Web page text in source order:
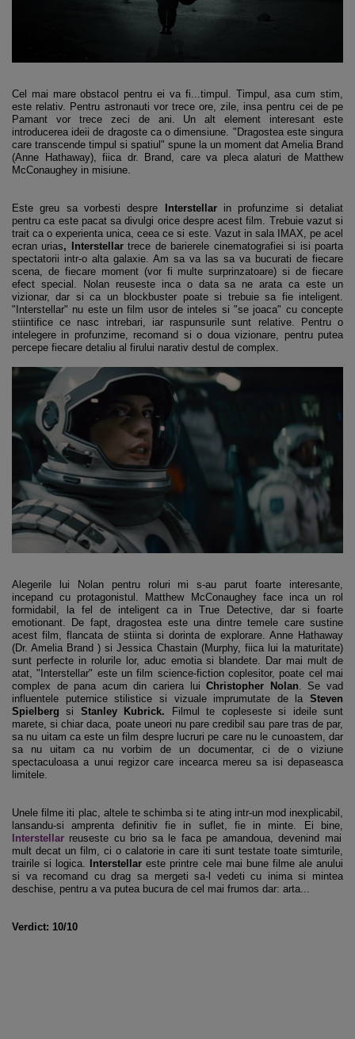
Cel mai mare obstacol pentru ei va fi...timpul. Timpul, asa cum stim,
este relativ. Pentru astronauti vor trece ore, zile, insa pentru cei de pe
Pamant vor trece zeci de ani. Un alt element interesant este
introducerea ideii de dragoste ca o dimensiune. "Dragostea este singura
care transcende timpul si spatiul" spune la un moment dat Amelia Brand
(Anne Hathaway), fiica dr. Brand, care va pleca alaturi de Matthew
McConaughey in misiune.
Este greu sa vorbesti despre Interstellarin profunzime si detaliat
pentru ca este pacat sa divulgi orice despre acest film. Trebuie vazut si
trait ca o experienta unica, ceea ce si este. Vazut in sala IMAX, pe acel
ecran urias, Interstellartrece de barierele cinematografiei si isi poarta
spectatorii intr-o alta galaxie. Am sa va las sa va bucurati de fiecare
scena, de fiecare moment (vor fi multe surprinzatoare) si de fiecare
efect special. Nolan reuseste inca o data sa ne arata ca este un
vizionar, dar si ca un blockbuster poate si trebuie sa fie inteligent.
"Interstellar" nu este un film usor de inteles si "se joaca" cu concepte
stiintifice ce nasc intrebari, iar raspunsurile sunt relative. Pentru o
intelegere in profunzime, recomand si o doua vizionare, pentru putea
percepe fiecare detaliu al firului narativ destul de complex.
Alegerile lui Nolan pentru roluri mi s-au parut foarte interesante,
incepand cu protagonistul. Matthew McConaughey face inca un rol
formidabil, la fel de inteligent ca in True Detective, dar si foarte
emotionant. De fapt, dragostea este una dintre temele care sustine
acest film, flancata de stiinta si dorinta de explorare. Anne Hathaway
(Dr. Amelia Brand ) si Jessica Chastain (Murphy, fiica lui la maturitate)
sunt perfecte in rolurile lor, aduc emotia si blandete. Dar mai mult de
atat, "Interstellar" este un film science-fiction coplesitor, poate cel mai
complex de pana acum din cariera luiChristopher Nolan . Se vad
influentele puternice stilistice si vizuale imprumutate de la Steven
Spielberg si Stanley Kubrick. Filmul te copleseste si ideile sunt
marete, si chiar daca, poate uneori nu pare credibil sau pare tras de par,
sa nu uitam ca este un film despre lucruri pe care nu le cunoastem, dar
sa nu uitam ca nu vorbim de un documentar, ci de o viziune
spectaculoasa a unui regizor care incearca mereu sa isi depaseasca
limitele.
Unele filme iti plac, altele te schimba si te ating intr-un mod inexplicabil,
lansandu-si amprenta definitiv fie in suflet, fie in minte. Ei bine,
Interstellar reuseste cu brio sa le faca pe amandoua, devenind mai
mult decat un film, ci o calatorie in care iti sunt testate toate simturile,
trairile si logica. Interstellar este printre cele mai bune filme ale anului
si va recomand cu drag sa mergeti sa-l vedeti cu inima si mintea
deschise, pentru a va putea bucura de cel mai frumos dar: arta...
Verdict: 10/10